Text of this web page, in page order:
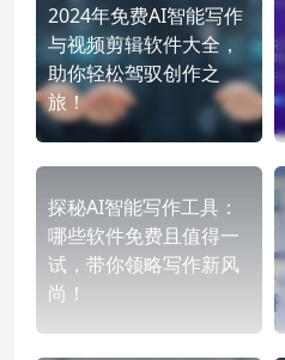
2024年免费AI智能写作
与视频剪辑软件大全，
助你轻松驾驭创作之
旅！
探秘AI智能写作工具：
哪些软件免费且值得一
试，带你领略写作新风
尚！